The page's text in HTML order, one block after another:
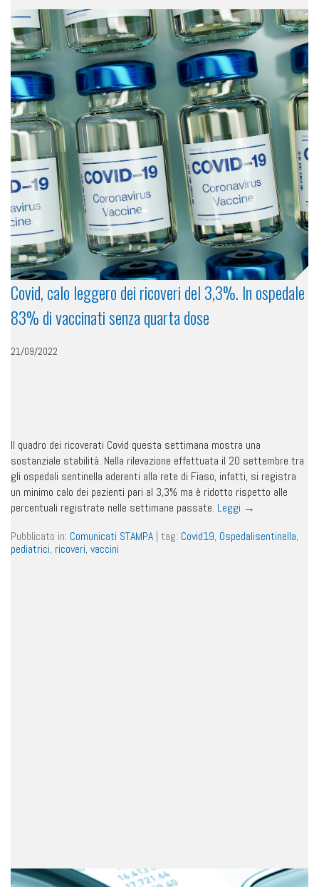
Covid, calo leggero dei ricoveri del 3,3%. In ospedale
83% di vaccinati senza quarta dose
21/09/2022
Il quadro dei ricoverati Covid questa settimana mostra una
sostanziale stabilità. Nella rilevazione effettuata il 20 settembre tra
gli ospedali sentinella aderenti alla rete di Fiaso, infatti, si registra
un minimo calo dei pazienti pari al 3,3% ma è ridotto rispetto alle
percentuali registrate nelle settimane passate. Leggi →
Pubblicato in: Comunicati STAMPA | tag: Covid19, Ospedalisentinella,
pediatrici, ricoveri, vaccini